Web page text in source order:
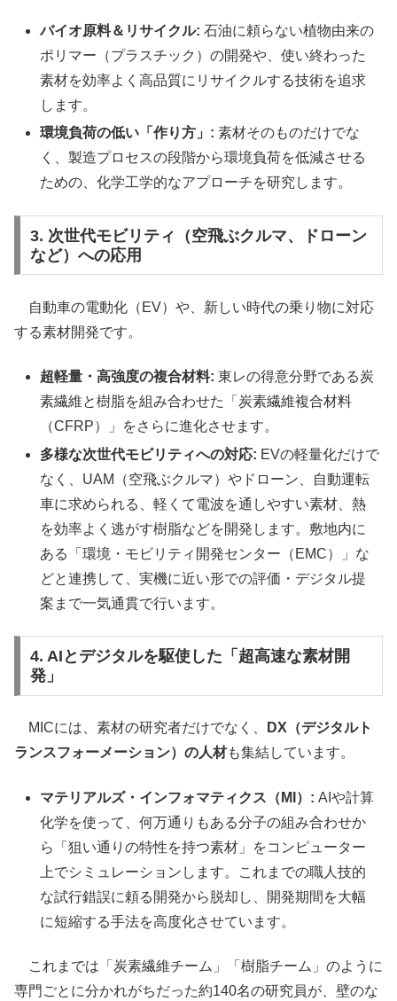
バイオ原料＆リサイクル: 石油に頼らない植物由来の
ポリマー（プラスチック）の開発や、使い終わった
素材を効率よく高品質にリサイクルする技術を追求
します。
環境負荷の低い「作り方」: 素材そのものだけでな
く、製造プロセスの段階から環境負荷を低減させる
ための、化学工学的なアプローチを研究します。
3. 次世代モビリティ（空飛ぶクルマ、ドローン
など）への応用
自動車の電動化（EV）や、新しい時代の乗り物に対応
する素材開発です。
超軽量・高強度の複合材料: 東レの得意分野である炭
素繊維と樹脂を組み合わせた「炭素繊維複合材料
（CFRP）」をさらに進化させます。
多様な次世代モビリティへの対応: EVの軽量化だけで
なく、UAM（空飛ぶクルマ）やドローン、自動運転
車に求められる、軽くて電波を通しやすい素材、熱
を効率よく逃がす樹脂などを開発します。敷地内に
ある「環境・モビリティ開発センター（EMC）」な
どと連携して、実機に近い形での評価・デジタル提
案まで一気通貫で行います。
4. AIとデジタルを駆使した「超高速な素材開
発」
MICには、素材の研究者だけでなく、
DX（デジタルト
ランスフォーメーション）の人材も集結しています。
マテリアルズ・インフォマティクス（MI）: AIや計算
化学を使って、何万通りもある分子の組み合わせか
ら「狙い通りの特性を持つ素材」をコンピューター
上でシミュレーションします。これまでの職人技的
な試行錯誤に頼る開発から脱却し、開発期間を大幅
に短縮する手法を高度化させています。
これまでは「炭素繊維チーム」「樹脂チーム」のように
専門ごとに分かれがちだった約140名の研究員が、壁のな